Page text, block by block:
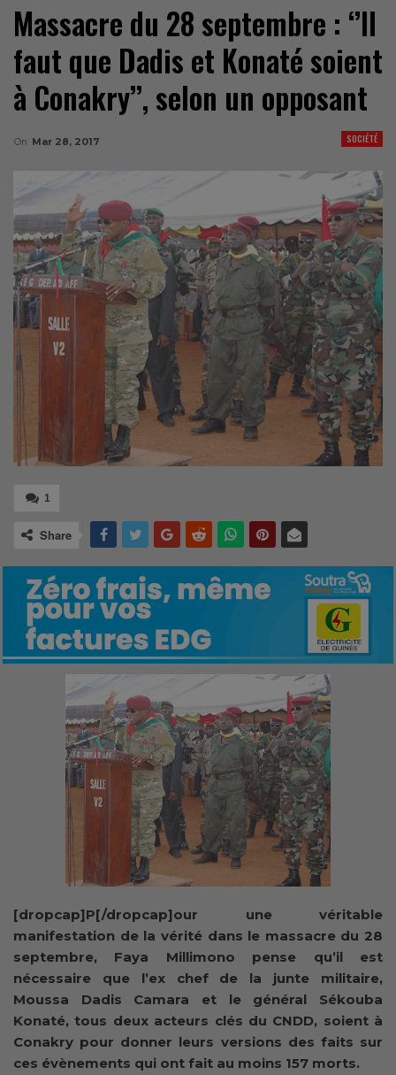
Massacre du 28 septembre : ‘’Il
faut que Dadis et Konaté soient
à Conakry’’, selon un opposant
SOCIÉTÉ
On Mar 28, 2017
1
Share
[dropcap]P[/dropcap]our une véritable
manifestation de la vérité dans le massacre du 28
septembre, Faya Millimono pense qu’il est
nécessaire que l’ex chef de la junte militaire,
Moussa Dadis Camara et le général Sékouba
Konaté, tous deux acteurs clés du CNDD, soient à
Conakry pour donner leurs versions des faits sur
ces évènements qui ont fait au moins 157 morts.